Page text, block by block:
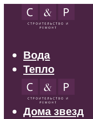
Вода
Тепло
Электрика
Свет
Дома звезд